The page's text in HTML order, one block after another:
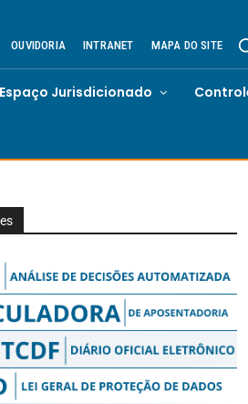
OUVIDORIA INTRANET MAPA DO SITE
Espaço Jurisdicionado